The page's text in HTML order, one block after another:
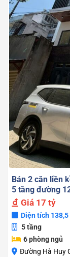
Bán 2 căn liền
5 tầng đường
Giá 17 tỷ
Diện tích 138,5
5 tầng
6 phòng ngủ
Đường Hà Huy